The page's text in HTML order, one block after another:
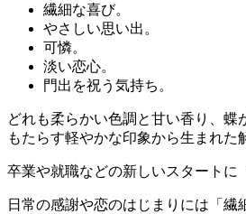
繊細な喜び。
やさしい思い出。
可憐。
淡い恋心。
門出を祝う気持ち。
どれも柔らかい色調と甘い香り、蝶
もたらす軽やかな印象から生まれた
卒業や就職などの新しいスタートに
日常の感謝や恋のはじまりには「繊